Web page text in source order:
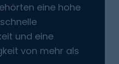
eine hohe
und eine
von mehr als